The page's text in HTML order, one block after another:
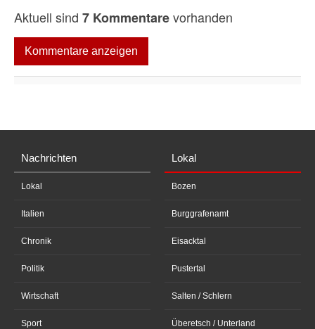
Aktuell sind 7 Kommentarevorhanden
Kommentare anzeigen
Nachrichten
Lokal
Italien
Chronik
Politik
Wirtschaft
Sport
Lokal
Bozen
Burggrafenamt
Eisacktal
Pustertal
Salten / Schlern
Überetsch / Unterland